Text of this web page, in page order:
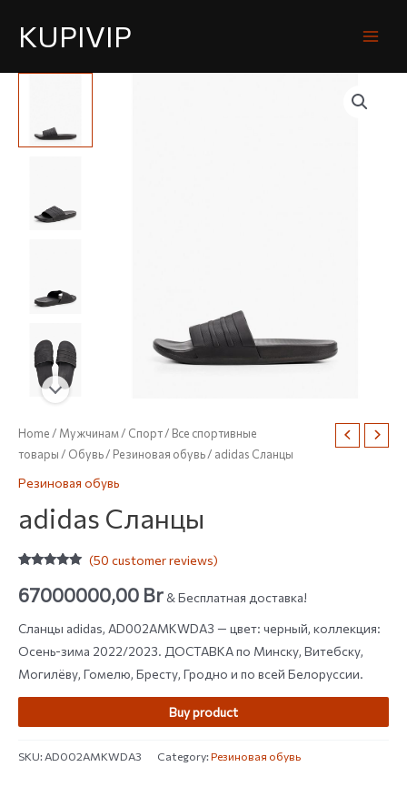
KUPIVIP
Home/ Мужчинам/ Спорт/ Все спортивные
товары/ Обувь/ Резиновая обувь/ adidas Сланцы
Резиновая обувь
adidas Сланцы
out of 5
based on
ratings
(50 customer reviews)
67000000,00 Br& Бесплатная доставка!
Сланцы adidas, AD002AMKWDA3 — цвет: черный, коллекция:
Осень-зима 2022/2023. ДОСТАВКА по Минску, Витебску,
Могилёву, Гомелю, Бресту, Гродно и по всей Белоруссии.
Buy product
SKU:AD002AMKWDA3 Category:Резиновая обувь